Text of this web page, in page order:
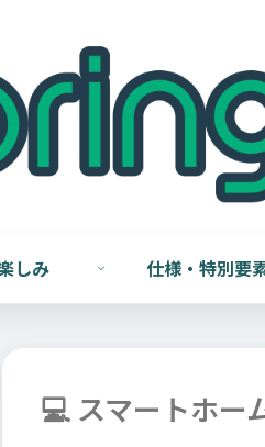
しみ 仕様・特別要
💻 スマートホー